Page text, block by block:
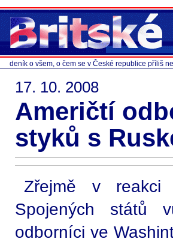
deník o všem, o čem se v České republice příliš
17. 10. 2008
Američtí
styků s
Zřejmě v reakci
Spojených států
odborníci ve